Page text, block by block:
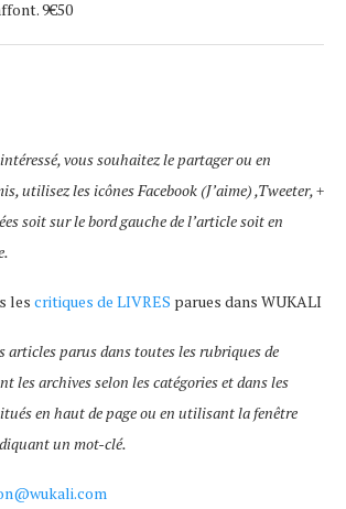
9€50
vous souhaitez le partager ou en
utilisez les icônes Facebook (J’aime) ,Tweeter, +
soit sur le bord gauche de l’article soit en
les critiques de LIVRES parues dans WUKALI
articles parus dans toutes les rubriques de
les archives selon les catégories et dans les
en haut de page ou en utilisant la fenêtre
un mot-clé.